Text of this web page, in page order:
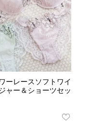
ーレースソフトワイ
ャー＆ショーツセッ